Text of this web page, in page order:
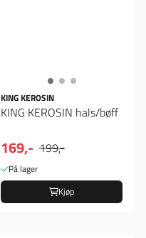
KING KEROSIN
KING KEROSIN hals/bøff
169,- 199,-
På lager
Kjøp